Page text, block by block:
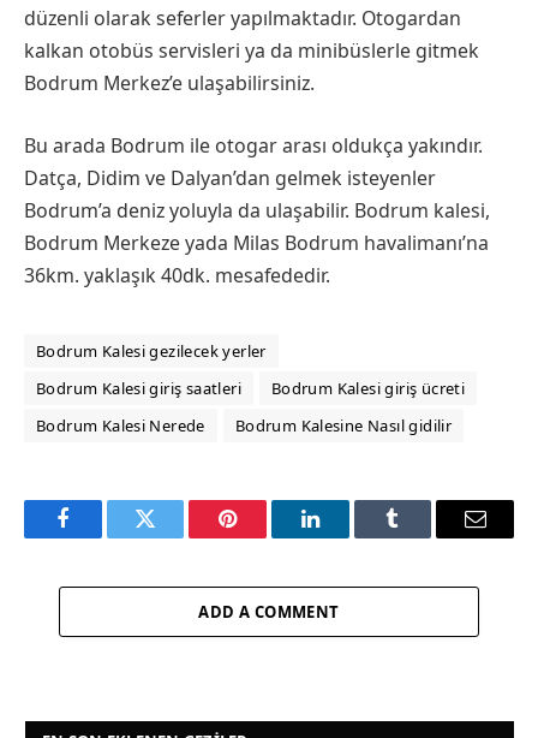
düzenli olarak seferler yapılmaktadır. Otogardan
kalkan otobüs servisleri ya da minibüslerle gitmek
Bodrum Merkez’e ulaşabilirsiniz.
Bu arada Bodrum ile otogar arası oldukça yakındır.
Datça, Didim ve Dalyan’dan gelmek isteyenler
Bodrum’a deniz yoluyla da ulaşabilir. Bodrum kalesi,
Bodrum Merkeze yada Milas Bodrum havalimanı’na
36km. yaklaşık 40dk. mesafededir.
Bodrum Kalesi gezilecek yerler
Bodrum Kalesi giriş saatleri
Bodrum Kalesi giriş ücreti
Bodrum Kalesi Nerede
Bodrum Kalesine Nasıl gidilir
FacebookTwitter Pinterest LinkedInTumblr Email
ADD A COMMENT